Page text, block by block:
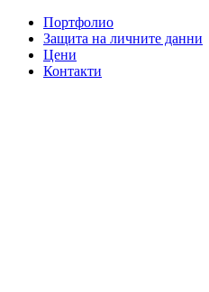
Портфолио
Защита на личните данни
Цени
Контакти